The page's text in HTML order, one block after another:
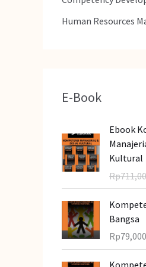
u
k
Human Resources
E-Book
Ebook
Kultural
Rp
Bangsa
Rp79,000